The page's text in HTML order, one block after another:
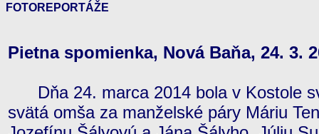
FOTOREPORTÁŽE
Pietna spomienka, Nová Baňa, 24. 3.
Dňa 24. marca 2014 bola v Kostole
svätá omša za manželské páry Máriu